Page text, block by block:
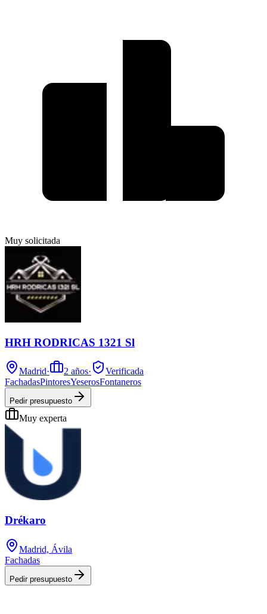
Muy solicitada
HRH RODRICAS 1321 Sl
Madrid· 2 años·
Verificada
FachadasPintoresYeserosFontaneros
Pedir presupuesto
Muy experta
Drékaro
Madrid, Ávila
Fachadas
Pedir presupuesto